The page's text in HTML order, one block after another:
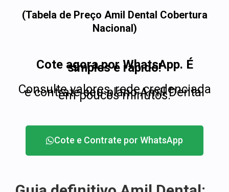
(Tabela de Preço Amil Dental Cobertura
Nacional)
Cote agora por WhatsApp. É
simples e rápido!
Consulte valores, rede credenciada
e contrate seu plano Amil Dental
em poucos minutos.
Cote e Contrate por WhatsApp